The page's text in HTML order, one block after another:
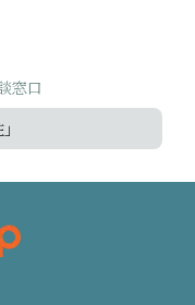
窓口